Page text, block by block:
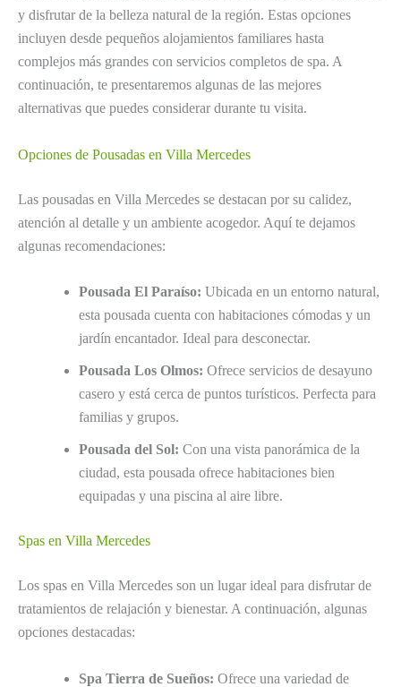
y disfrutar de la belleza natural de la región. Estas opciones
incluyen desde pequeños alojamientos familiares hasta
complejos más grandes con servicios completos de spa. A
continuación, te presentaremos algunas de las mejores
alternativas que puedes considerar durante tu visita.
Opciones de Pousadas en Villa Mercedes
Las pousadas en Villa Mercedes se destacan por su calidez,
atención al detalle y un ambiente acogedor. Aquí te dejamos
algunas recomendaciones:
Pousada El Paraíso: Ubicada en un entorno natural,
esta pousada cuenta con habitaciones cómodas y un
jardín encantador. Ideal para desconectar.
Pousada Los Olmos: Ofrece servicios de desayuno
casero y está cerca de puntos turísticos. Perfecta para
familias y grupos.
Pousada del Sol: Con una vista panorámica de la
ciudad, esta pousada ofrece habitaciones bien
equipadas y una piscina al aire libre.
Spas en Villa Mercedes
Los spas en Villa Mercedes son un lugar ideal para disfrutar de
tratamientos de relajación y bienestar. A continuación, algunas
opciones destacadas:
Spa Tierra de Sueños: Ofrece una variedad de